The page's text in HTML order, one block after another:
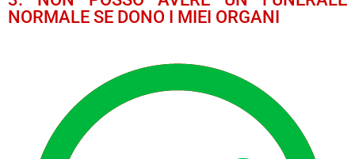
NORMALE SE DONO I MIEI ORGANI